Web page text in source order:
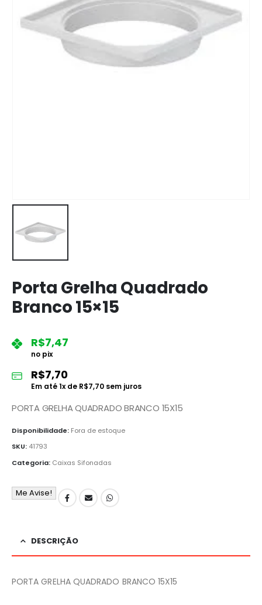
Porta Grelha Quadrado
Branco 15×15
R$7,47
no pix
R$7,70
Em até1x de R$7,70 sem juros
PORTA GRELHA QUADRADO BRANCO 15X15
Disponibilidade: Fora de estoque
SKU: 41793
Categoria: Caixas Sifonadas
Me Avise!
DESCRIÇÃO
PORTA GRELHA QUADRADO BRANCO 15X15